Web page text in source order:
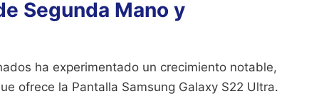
Segunda Mano y
ha experimentado un crecimiento notable,
ofrece la Pantalla Samsung Galaxy S22 Ultra.